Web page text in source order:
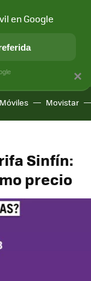
APLICACIONES
Móviles Movistar
Sinfín:
precio
×
en Google